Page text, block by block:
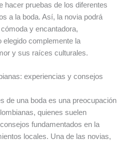
hacer pruebas de los diferentes
a la boda. Así, la novia podrá
y encantadora,
elegido complemente la
y sus raíces culturales.
experiencias y consejos
de una boda es una preocupación
quienes suelen
fundamentados en la
locales. Una de las novias,